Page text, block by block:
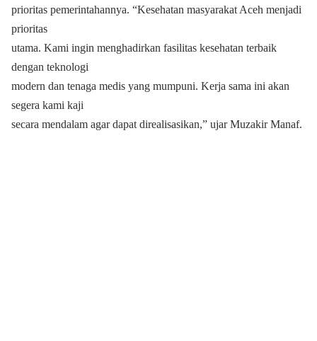
prioritas pemerintahannya. “Kesehatan masyarakat Aceh menjadi
prioritas
utama. Kami ingin menghadirkan fasilitas kesehatan terbaik
dengan teknologi
modern dan tenaga medis yang mumpuni. Kerja sama ini akan
segera kami kaji
secara mendalam agar dapat direalisasikan,” ujar Muzakir Manaf.